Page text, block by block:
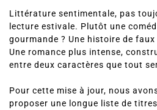
Littérature sentimentale, pas
lecture estivale. Plutôt une
gourmande ? Une histoire de
Une romance plus intense,
entre deux caractères que tout
Pour cette mise à jour, nous
proposer une longue liste de